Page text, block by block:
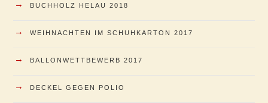
→ BUCHHOLZ HELAU 2018
→ WEIHNACHTEN IM SCHUHKARTON 2017
→ BALLONWETTBEWERB 2017
→ DECKEL GEGEN POLIO